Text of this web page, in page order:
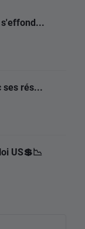
ses rés...
US💲📉